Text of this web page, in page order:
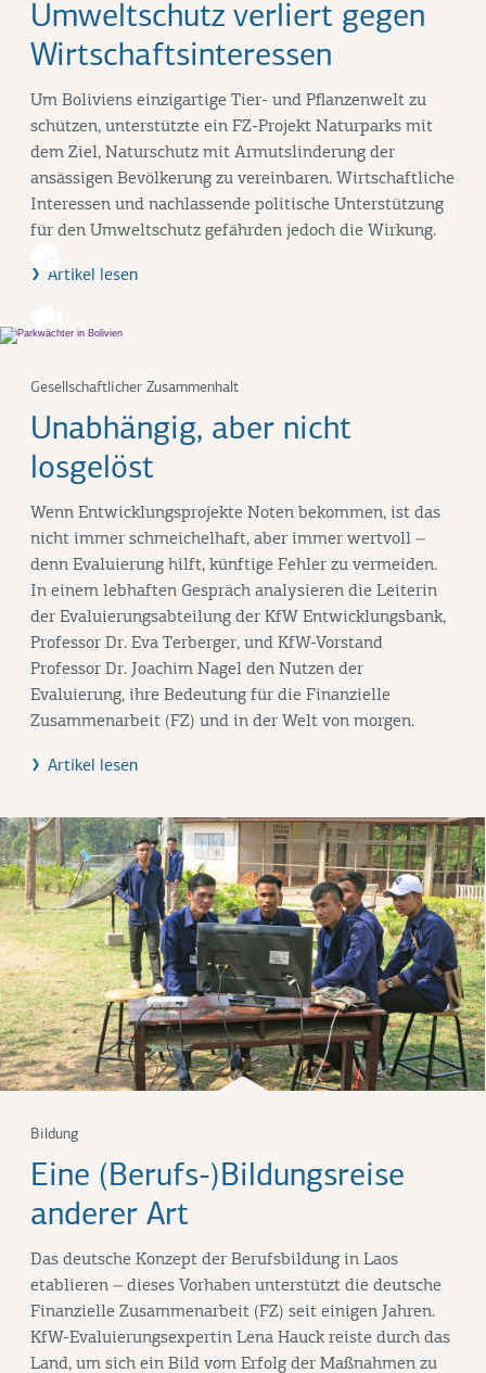
Umweltschutz verliert gegen
Wirtschaftsinteressen
Um Boliviens einzigartige Tier- und Pflanzenwelt zu
schützen, unterstützte ein FZ-Projekt Naturparks mit
dem Ziel, Naturschutz mit Armutslinderung der
ansässigen Bevölkerung zu vereinbaren. Wirtschaftliche
Interessen und nachlassende politische Unterstützung
für den Umweltschutz gefährden jedoch die Wirkung.
Artikel lesen
Gesellschaftlicher Zusammenhalt
Unabhängig, aber nicht
losgelöst
Wenn Entwicklungsprojekte Noten bekommen, ist das
nicht immer schmeichelhaft, aber immer wertvoll –
denn Evaluierung hilft, künftige Fehler zu vermeiden.
In einem lebhaften Gespräch analysieren die Leiterin
der Evaluierungsabteilung der KfW Entwicklungsbank,
Professor Dr. Eva Terberger, und KfW-Vorstand
Professor Dr. Joachim Nagel den Nutzen der
Evaluierung, ihre Bedeutung für die Finanzielle
Zusammenarbeit (FZ) und in der Welt von morgen.
Artikel lesen
Bildung
Eine (Berufs-)Bildungsreise
anderer Art
Das deutsche Konzept der Berufsbildung in Laos
etablieren – dieses Vorhaben unterstützt die deutsche
Finanzielle Zusammenarbeit (FZ) seit einigen Jahren.
KfW-Evaluierungsexpertin Lena Hauck reiste durch das
Land, um sich ein Bild vom Erfolg der Maßnahmen zu